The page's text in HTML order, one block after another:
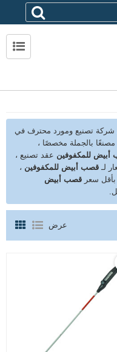
تصنيع ومورد محترف في
مصنعًا بالجملة مخصصًا ،
للمكفوفين عقد تصنيع ،
لـ قصب أبيض للمكفوفين ،
سعر قصب أبيض
عرض